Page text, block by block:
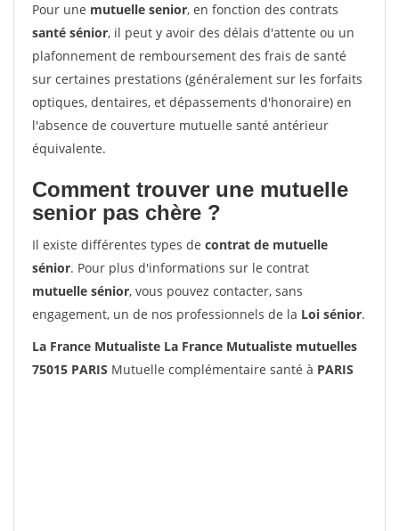
Pour une mutuelle senior, en fonction des contrats
santé sénior, il peut y avoir des délais d'attente ou un
plafonnement de remboursement des frais de santé
sur certaines prestations (généralement sur les forfaits
optiques, dentaires, et dépassements d'honoraire) en
l'absence de couverture mutuelle santé antérieur
équivalente.
Comment trouver une mutuelle
senior pas chère ?
Il existe différentes types de contrat de mutuelle
sénior. Pour plus d'informations sur le contrat
mutuelle sénior, vous pouvez contacter, sans
engagement, un de nos professionnels de la Loi sénior.
La France Mutualiste La France Mutualiste mutuelles
75015 PARIS Mutuelle complémentaire santé à PARIS